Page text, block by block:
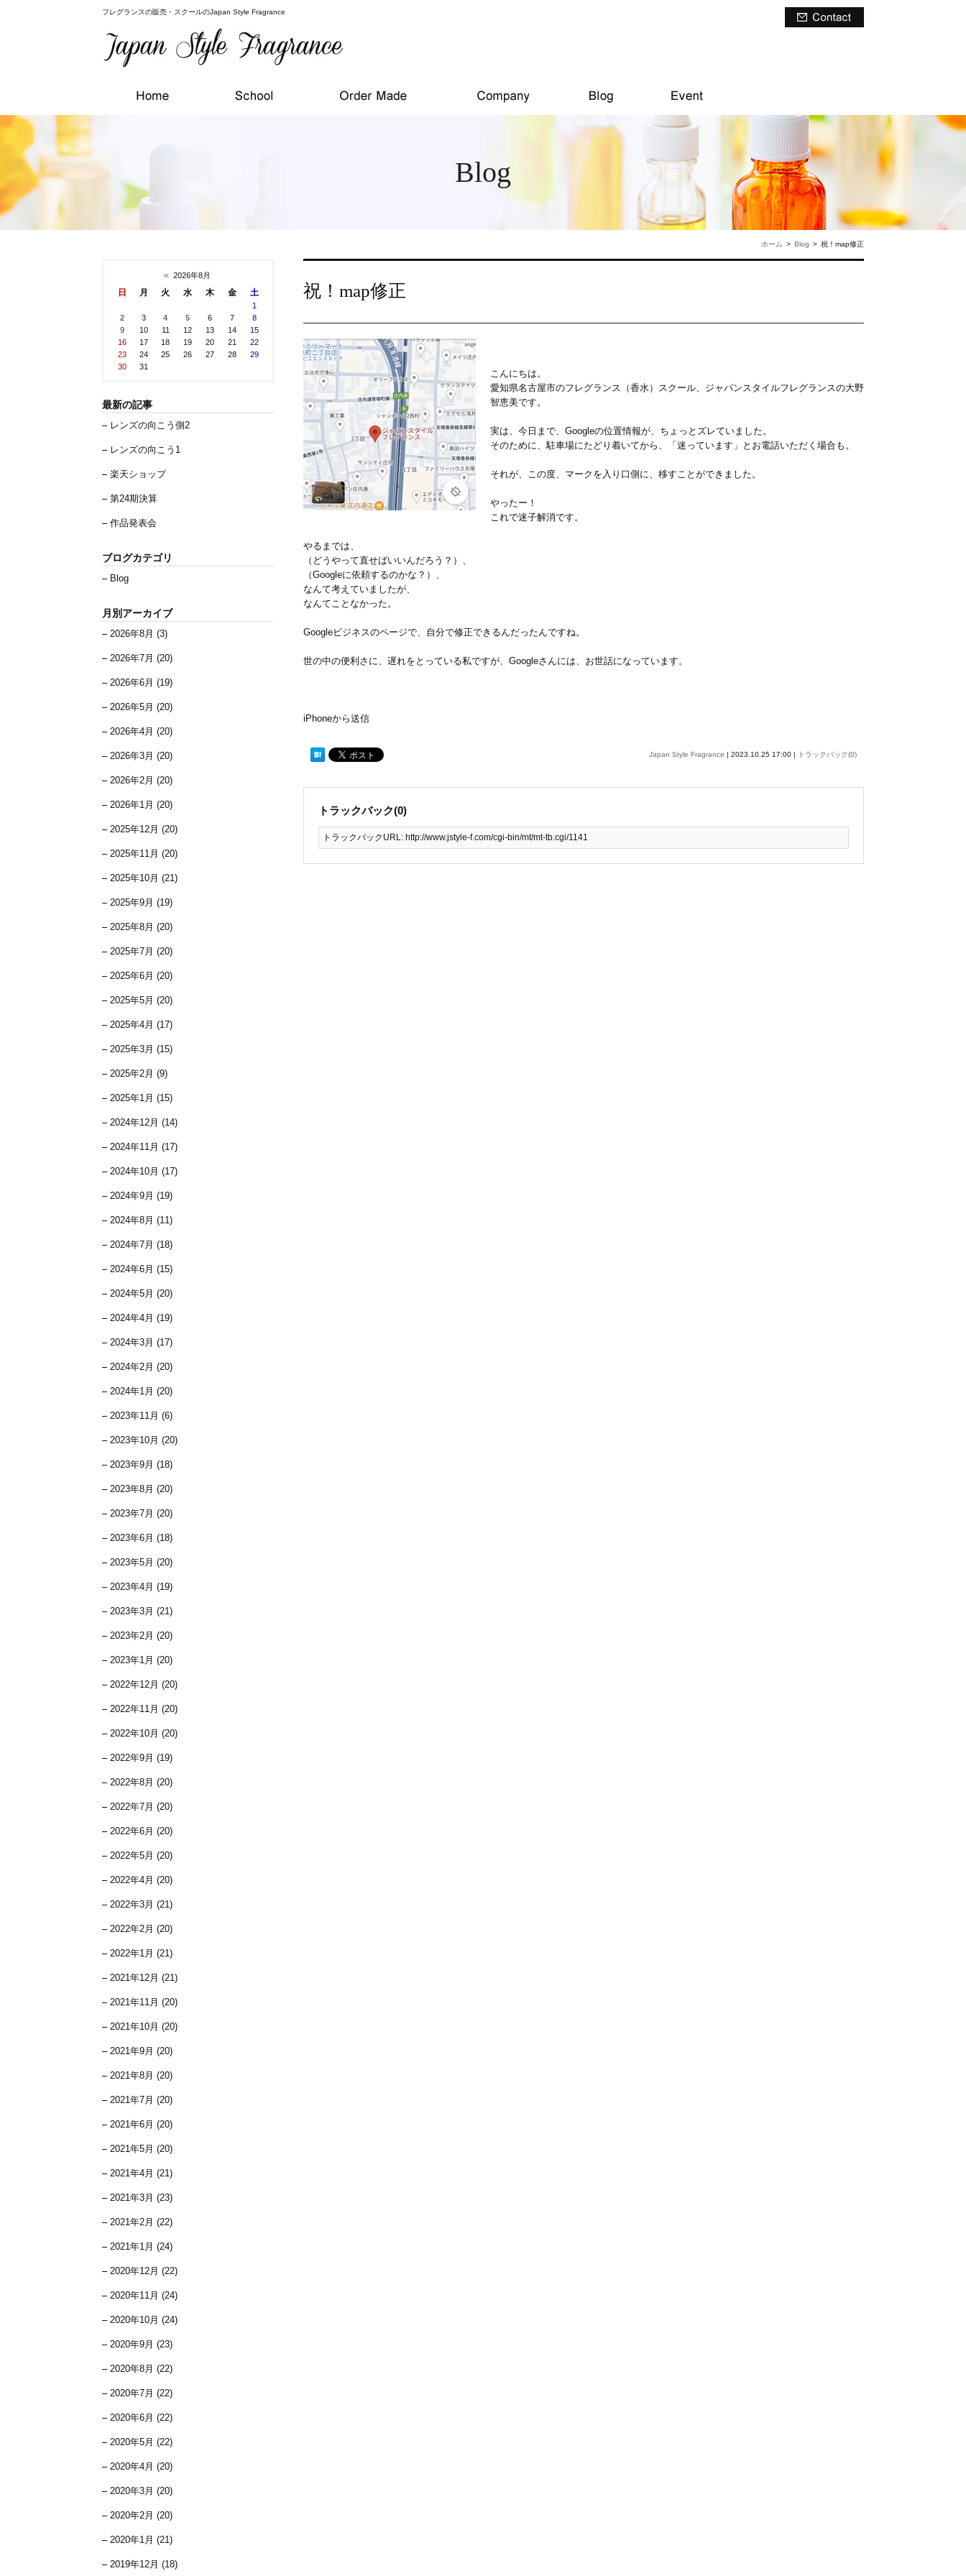
フレグランスの販売・スクールのJapan Style Fragrance
Blog
ホーム > Blog > 祝！map修正
祝！map修正
こんにちは。
愛知県名古屋市のフレグランス（香水）スクール、ジャパンスタイルフレグランスの大野
智恵美です。
実は、今日まで、Googleの位置情報が、ちょっとズレていました。
そのために、駐車場にたどり着いてから、「迷っています」とお電話いただく場合も。
それが、この度、マークを入り口側に、移すことができました。
やったー！
これで迷子解消です。
やるまでは、
（どうやって直せばいいんだろう？）、
（Googleに依頼するのかな？）、
なんて考えていましたが、
なんてことなかった。
Googleビジネスのページで、自分で修正できるんだったんですね。
世の中の便利さに、遅れをとっている私ですが、Googleさんには、お世話になっています。
iPhoneから送信
Japan Style Fragrance | 2023.10.25 17:00 | トラックバック(0)
トラックバック(0)
トラックバックURL: http://www.jstyle-f.com/cgi-bin/mt/mt-tb.cgi/1141
« 2026年8月
日 月 火 水 木 金 土
1
2
3 4 5 6 7
8
9
10 11 12 13 14
15
16
17 18 19 20 21
22
23
24 25 26 27 28
29
30
31
最新の記事
レンズの向こう側2
レンズの向こう1
楽天ショップ
第24期決算
作品発表会
ブログカテゴリ
Blog
月別アーカイブ
2026年8月 (3)
2026年7月 (20)
2026年6月 (19)
2026年5月 (20)
2026年4月 (20)
2026年3月 (20)
2026年2月 (20)
2026年1月 (20)
2025年12月 (20)
2025年11月 (20)
2025年10月 (21)
2025年9月 (19)
2025年8月 (20)
2025年7月 (20)
2025年6月 (20)
2025年5月 (20)
2025年4月 (17)
2025年3月 (15)
2025年2月 (9)
2025年1月 (15)
2024年12月 (14)
2024年11月 (17)
2024年10月 (17)
2024年9月 (19)
2024年8月 (11)
2024年7月 (18)
2024年6月 (15)
2024年5月 (20)
2024年4月 (19)
2024年3月 (17)
2024年2月 (20)
2024年1月 (20)
2023年11月 (6)
2023年10月 (20)
2023年9月 (18)
2023年8月 (20)
2023年7月 (20)
2023年6月 (18)
2023年5月 (20)
2023年4月 (19)
2023年3月 (21)
2023年2月 (20)
2023年1月 (20)
2022年12月 (20)
2022年11月 (20)
2022年10月 (20)
2022年9月 (19)
2022年8月 (20)
2022年7月 (20)
2022年6月 (20)
2022年5月 (20)
2022年4月 (20)
2022年3月 (21)
2022年2月 (20)
2022年1月 (21)
2021年12月 (21)
2021年11月 (20)
2021年10月 (20)
2021年9月 (20)
2021年8月 (20)
2021年7月 (20)
2021年6月 (20)
2021年5月 (20)
2021年4月 (21)
2021年3月 (23)
2021年2月 (22)
2021年1月 (24)
2020年12月 (22)
2020年11月 (24)
2020年10月 (24)
2020年9月 (23)
2020年8月 (22)
2020年7月 (22)
2020年6月 (22)
2020年5月 (22)
2020年4月 (20)
2020年3月 (20)
2020年2月 (20)
2020年1月 (21)
2019年12月 (18)